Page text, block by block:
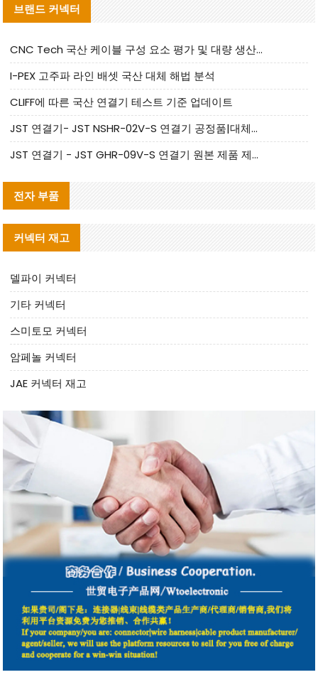
브랜드 커넥터
CNC Tech 국산 케이블 구성 요소 평가 및 대량 생산 적합성 가이드
I-PEX 고주파 라인 배셋 국산 대체 해법 분석
CLIFF에 따른 국산 연결기 테스트 기준 업데이트
JST 연결기- JST NSHR-02V-S 연결기 공정품|대체품 제공
JST 연결기 - JST GHR-09V-S 연결기 원본 제품 제공 | 대체품 제공
전자 부품
커넥터 재고
델파이 커넥터
기타 커넥터
스미토모 커넥터
암페놀 커넥터
JAE 커넥터 재고